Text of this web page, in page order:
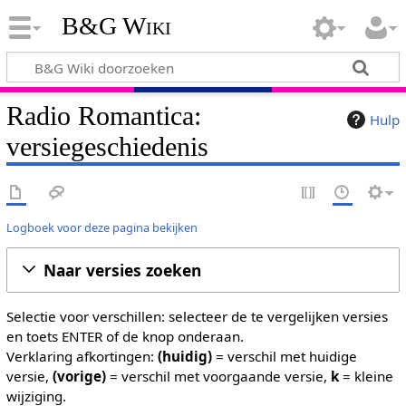
B&G Wiki
Hulp
Radio Romantica:
versiegeschiedenis
Logboek voor deze pagina bekijken
Naar versies zoeken
Selectie voor verschillen: selecteer de te vergelijken versies
en toets ENTER of de knop onderaan.
Verklaring afkortingen: (huidig)= verschil met huidige
versie, (vorige)= verschil met voorgaande versie, k= kleine
wijziging.